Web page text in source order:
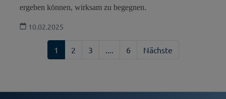
ergeben können, wirksam zu begegnen.
10.02.2025
1 2 3 6 Nächste